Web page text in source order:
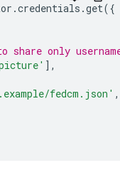
.credentials .get({
share only
],
fedcm.json' ,